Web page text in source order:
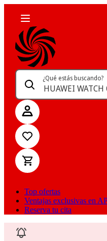
¿Qué estás buscando?
Top ofertas
Ventajas exclusivas en
Reserva tu cita